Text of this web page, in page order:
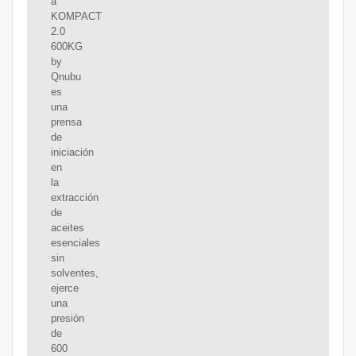
KOMPACT
2.0
600KG
by
Qnubu
es
una
prensa
de
iniciación
en
la
extracción
de
aceites
esenciales
sin
solventes,
ejerce
una
presión
de
600